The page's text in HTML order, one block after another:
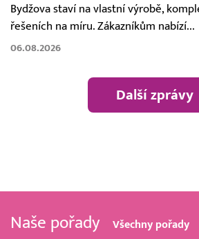
Bydžova staví na vlastní výrobě,
řešeních na míru. Zákazníkům nabízí...
06.08.2026
Další zprávy
Naše pořady Všechny pořady